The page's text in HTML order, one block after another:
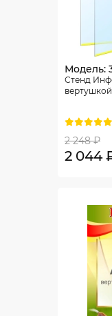
Модель:
Стенд
2 248 ₽
2 044